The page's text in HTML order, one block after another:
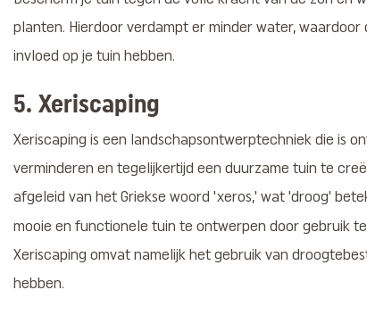
planten. Hierdoor verdampt er minder water,
invloed op je tuin hebben.
5. Xeriscaping
Xeriscaping is een landschapsontwerptechniek die is
verminderen en tegelijkertijd een duurzame tuin te
afgeleid van het Griekse woord 'xeros,' wat 'droog'
mooie en functionele tuin te ontwerpen door gebruik
Xeriscaping omvat namelijk het gebruik van
hebben.